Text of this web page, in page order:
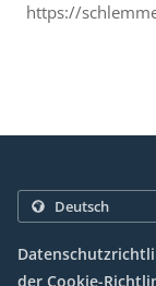
https://
der Cookie-